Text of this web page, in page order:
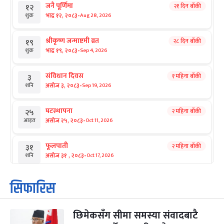
१२
शुक्र
जनै पूर्णिमा
भाद्र १२, २०८३-Aug 28, 2026
२१ दिन बाँकी
१९
शुक्र
श्रीकृष्ण जन्माष्टमी व्रत
भाद्र १९, २०८३-Sep 4, 2026
२८ दिन बाँकी
३
शनि
संविधान दिवस
असोज ३, २०८३-Sep 19, 2026
१ महिना बाँकी
२५
आइत
घटस्थापना
असोज २५, २०८३-Oct 11, 2026
२ महिना बाँकी
३१
शनि
फूलपाती
असोज ३१ , २०८३-Oct 17, 2026
२ महिना बाँकी
१
आइत
कार्तिक सङ्क्रान्ति
कार्तिक १, २०८३
३ महानवमी २ महिना बाँकी
सिफारिस
छिमेकसँग सीमा समस्या संवादबाटै